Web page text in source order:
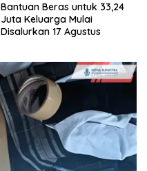
Bantuan Beras untuk 33,24
Juta Keluarga Mulai
Disalurkan 17 Agustus